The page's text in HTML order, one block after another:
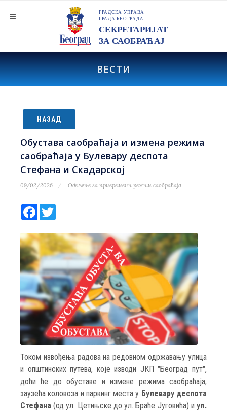
ВЕСТИ
НАЗАД
Обустава саобраћаја и измена режима
саобраћаја у Булевару деспота
Стефана и Скадарској
09/02/2026 Одељење за привремени режим саобраћаја
Facebook
Током извођења радова на редовном одржавању улица
и општинских путева, које изводи ЈКП "Београд пут",
доћи ће до обуставе и измене режима саобраћаја,
заузећа коловоза и паркинг места у Булевару деспота
Стефана (од ул. Цетињске до ул. Браће Југовића) и ул.